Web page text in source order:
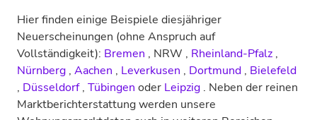
Hier finden einige Beispiele diesjähriger
Neuerscheinungen (ohne Anspruch auf
Vollständigkeit): Bremen , NRW , Rheinland-Pfalz ,
Nürnberg , Aachen , Leverkusen , Dortmund , Bielefeld
, Düsseldorf, Tübingen oder Leipzig . Neben der reinen
Marktberichterstattung werden unsere